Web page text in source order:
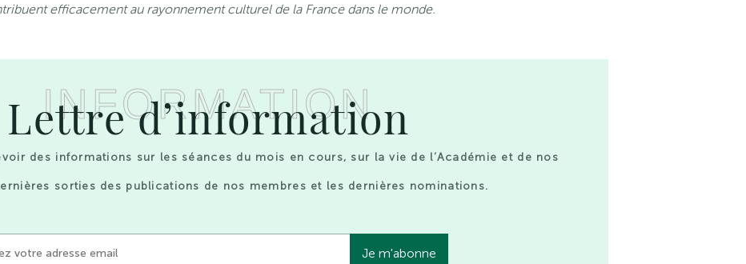
efficacement au rayonnement culturel de la France dans le monde.
INFORMATION
Lettre d’information
des informations sur les séances du mois en cours, sur la vie de l’Académie et de nos
sorties des publications de nos membres et les dernières nominations.